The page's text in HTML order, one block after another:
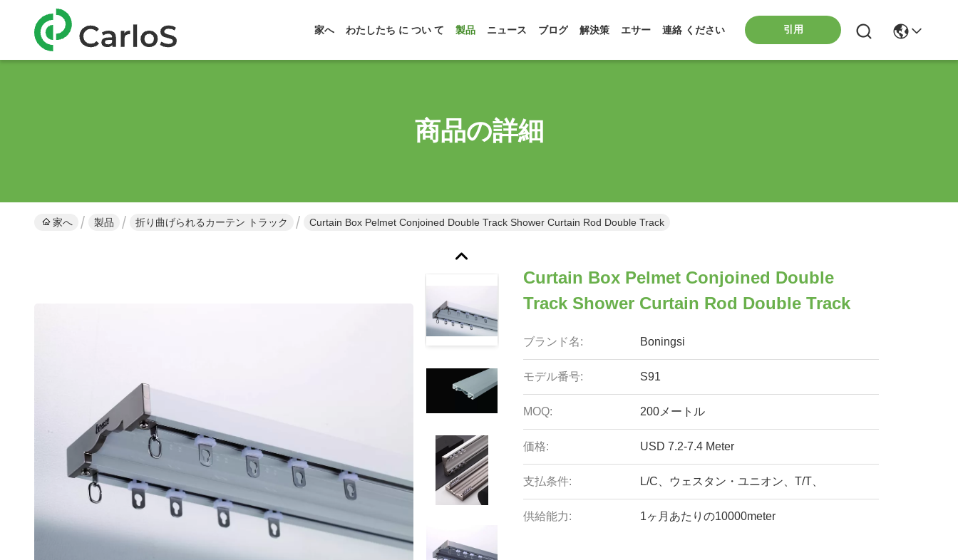
家へ わたしたち に つい て 製品 ニュース ブログ 解決策 エサー 連絡 ください 引用
商品の詳細
家へ 製品 折り曲げられるカーテン トラック Curtain Box Pelmet Conjoined Double Track Shower Curtain Rod Double Track
Curtain Box Pelmet Conjoined Double
Track Shower Curtain Rod Double Track
ブランド名: Boningsi
モデル番号: S91
MOQ: 200メートル
価格: USD 7.2-7.4 Meter
支払条件: L/C、ウェスタン・ユニオン、T/T、
供給能力: 1ヶ月あたりの10000meter